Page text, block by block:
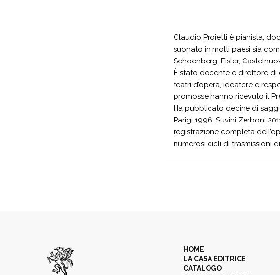
Claudio Proietti è pianista,
suonato in molti paesi sia
Schoenberg, Eisler,
È stato docente e direttore di
teatri d’opera, ideatore e
promosse hanno ricevuto il
Ha pubblicato decine di
Parigi 1996, Suvini Zerboni
registrazione completa
numerosi cicli di trasmissioni
HOME
LA CASA EDITRICE
CATALOGO